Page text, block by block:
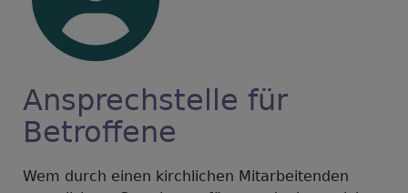
Ansprechstelle für
Betroffene
Wem durch einen kirchlichen Mitarbeitenden